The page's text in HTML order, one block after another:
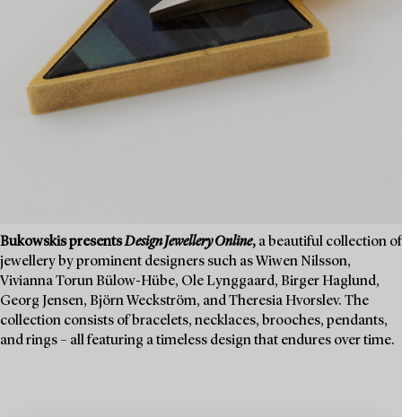
Bukowskis presentsDesign Jewellery Online, a beautiful collection of
jewellery by prominent designers such as Wiwen Nilsson,
Vivianna Torun Bülow-Hübe, Ole Lynggaard, Birger Haglund,
Georg Jensen, Björn Weckström, and Theresia Hvorslev. The
collection consists of bracelets, necklaces, brooches, pendants,
and rings – all featuring a timeless design that endures over time.